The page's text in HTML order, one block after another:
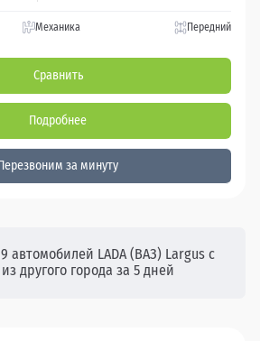
Механика Передний
Сравнить
Подробнее
за минуту
автомобилей LADA (ВАЗ) Largus с
другого города за 5 дней